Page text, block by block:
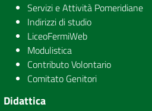
Servizi e Attività Pomeridiane
Indirizzi di studio
LiceoFermiWeb
Modulistica
Contributo Volontario
Comitato Genitori
Didattica